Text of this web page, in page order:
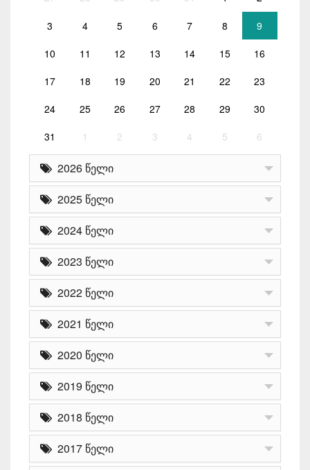
3 4 5 6 7 8 9
10 11 12 13 14 15 16
17 18 19 20 21 22 23
24 25 26 27 28 29 30
31 1 2 3 4 5 6
2026 წელი
2025 წელი
2024 წელი
2023 წელი
2022 წელი
2021 წელი
2020 წელი
2019 წელი
2018 წელი
2017 წელი